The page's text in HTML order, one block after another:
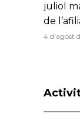
juliol
de
4 d'agost